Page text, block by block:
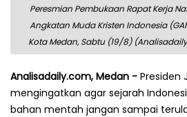
Peresmian Pembukaan Rapat Kerja
Angkatan Muda Kristen Indonesia
Kota Medan, Sabtu (19/8)
Analisadaily.com, Medan - Presiden
mengingatkan agar sejarah
bahan mentah jangan sampai